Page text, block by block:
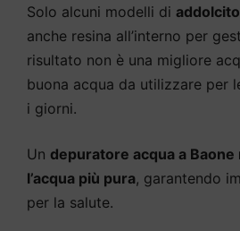
Solo alcuni modelli di
anche resina all’interno per
risultato non è una migliore
buona acqua da utilizzare per
i giorni.
Un depuratore acqua a
l’acqua più pura, garantendo
per la salute.